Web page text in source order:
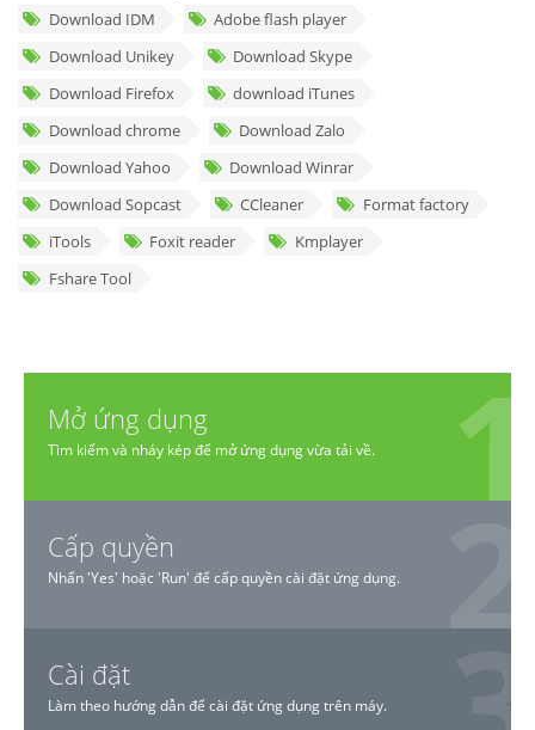
Download IDM
Adobe flash player
Download Unikey
Download Skype
Download Firefox
download iTunes
Download chrome
Download Zalo
Download Yahoo
Download Winrar
Download Sopcast
CCleaner
Format factory
iTools
Foxit reader
Kmplayer
Fshare Tool
Mở ứng dụng
Tìm kiếm và nháy kép để mở ứng dụng vừa tải về.
Cấp quyền
Nhấn 'Yes' hoặc 'Run' để cấp quyền cài đặt ứng dụng.
Cài đặt
Làm theo hướng dẫn để cài đặt ứng dụng trên máy.